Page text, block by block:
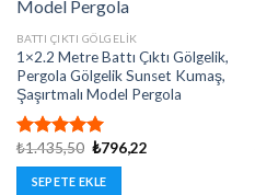
BATTI ÇIKTI GÖLGELIK
1×2.2 Metre Battı Çıktı Gölgelik,
Pergola Gölgelik Sunset Kumaş,
Şaşırtmalı Model Pergola
5 üzerinden
5.00oy
aldı
₺1.435,50 Orijinal
₺1.435,50.
₺796,22Şu
SEPETE EKLE